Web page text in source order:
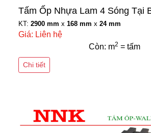
Tấm Ốp Nhựa Lam 4 Sóng Tại
KT: 2900 mm x 168 mm x 24 mm
Giá: Liên hệ
Còn: m2 = tấm
Chi tiết